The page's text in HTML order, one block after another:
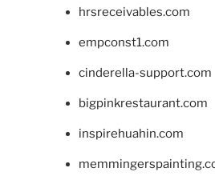
hrsreceivables.com
empconst1.com
cinderella-support.com
bigpinkrestaurant.com
inspirehuahin.com